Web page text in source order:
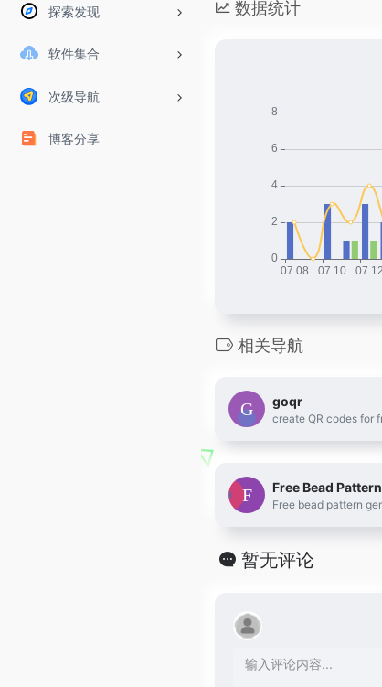
探索发现
软件集合
次级导航
博客分享
数据统计
相关导航
goqr
暂无评论